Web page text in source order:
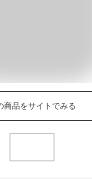
商品をサイトでみる